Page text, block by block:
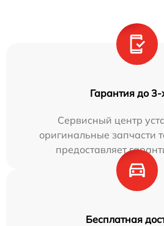
Гарантия до 3-
Сервисный центр
оригинальные запчасти
предоставляет
Бесплатная